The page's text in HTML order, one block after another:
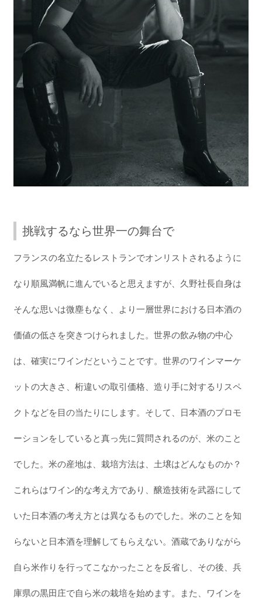
挑戦するなら世界一の舞台で
フランスの名立たるレストランでオンリストされるように
なり順風満帆に進んでいると思えますが、久野社長自身は
そんな思いは微塵もなく、より一層世界における日本酒の
価値の低さを突きつけられました。世界の飲み物の中心
は、確実にワインだということです。世界のワインマーケ
ットの大きさ、桁違いの取引価格、造り手に対するリスペ
クトなどを目の当たりにします。そして、日本酒のプロモ
ーションをしていると真っ先に質問されるのが、米のこと
でした。米の産地は、栽培方法は、土壌はどんなものか？
これらはワイン的な考え方であり、醸造技術を武器にして
いた日本酒の考え方とは異なるものでした。米のことを知
らないと日本酒を理解してもらえない。酒蔵でありながら
自ら米作りを行ってこなかったことを反省し、その後、兵
庫県の黒田庄で自ら米の栽培を始めます。また、ワインを